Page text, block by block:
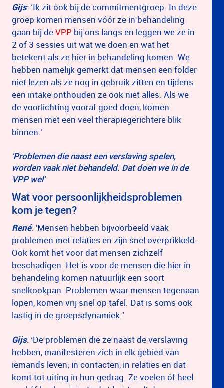
Gijs: ‘Ik zit ook bij de commitmentgroep. In deze
groep komen mensen vóór ze in behandeling
gaan bij deVPP bij ons langs en leggen we ze in
2 of 3 sessies uit wat we doen en wat het
betekent als ze hier in behandeling komen. We
hebben namelijk gemerkt dat mensen een folder
niet lezen als ze nog in gebruik zitten en tijdens
een intake onthouden ze ook niet alles. Als we
de voorlichting vooraf goed doen, komen
mensen met een veel therapiegerichtere blik
binnen.’
'Problemen die naast een verslaving spelen,
worden vaak niet behandeld. Dat doen we in de
VPP wel’
Wat voor persoonlijkheidsproblemen
kom je tegen?
René: ‘Mensen hebben bijvoorbeeld vaak
problemen met relaties en zijn snel overprikkeld.
Ook komt het voor dat mensen zichzelf
beschadigen. Het is voor de mensen die hier in
behandeling komen natuurlijk een soort
snelkookpan. Problemen waar mensen tegenaan
lopen, komen vrij snel op tafel. Dat is soms ook
lastig in de groepsdynamiek.’
Gijs: ‘De problemen die ze naast de verslaving
hebben, manifesteren zich in elk gebied van
iemands leven; in contacten, in relaties en dat
komt tot uiting in hun gedrag. Ze voelen óf heel